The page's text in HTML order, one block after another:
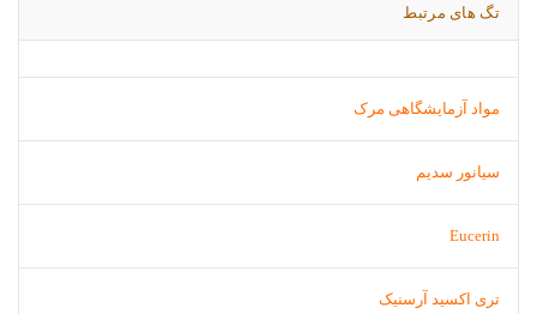
تگ های مرتبط
مواد آزمایشگاهی مرک
سیانور سدیم
Eucerin
تری اکسید آرسنیک